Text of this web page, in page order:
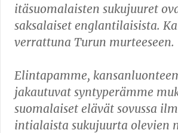
itäsuomalaisten sukujuuret
saksalaiset englantilaisista.
verrattuna Turun murteeseen.
Elintapamme,
jakautuvat syntyperämme
suomalaiset elävät sovussa
intialaista sukujuurta olevien